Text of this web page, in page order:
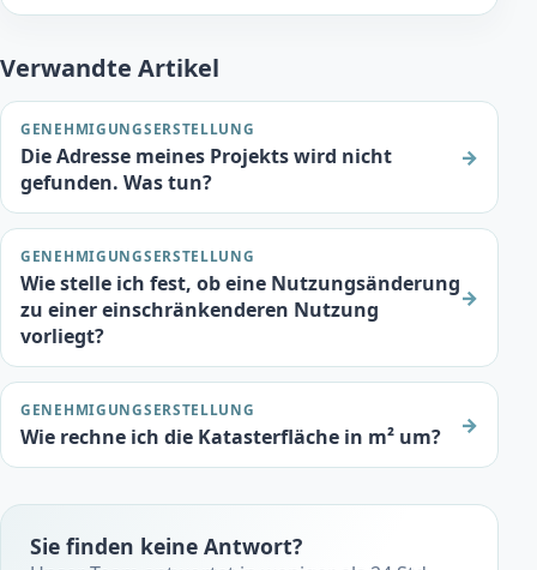
Verwandte Artikel
GENEHMIGUNGSERSTELLUNG
Die Adresse meines Projekts wird nicht
gefunden. Was tun?
→
GENEHMIGUNGSERSTELLUNG
Wie stelle ich fest, ob eine Nutzungsänderung
zu einer einschränkenderen Nutzung
vorliegt?
→
GENEHMIGUNGSERSTELLUNG
Wie rechne ich die Katasterfläche in m² um? →
Sie finden keine Antwort?